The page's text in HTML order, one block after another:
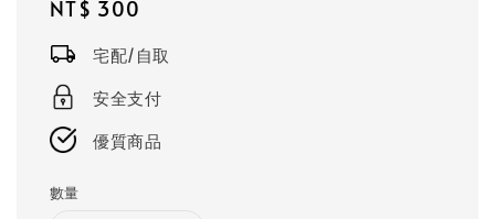
Regular
NT$ 300
宅配/自取
安全支付
優質商品
數量